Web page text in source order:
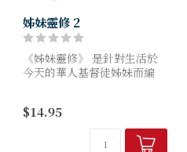
姊妹靈修 2
《姊妹靈修》 是針對生活於
今天的華人基督徒姊妹而編
量，一方面學習應付人生不同
處境，是追求脫離空談，渴望
$14.95